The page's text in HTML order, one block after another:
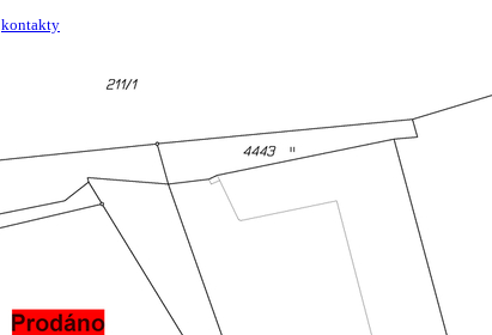
kontakty